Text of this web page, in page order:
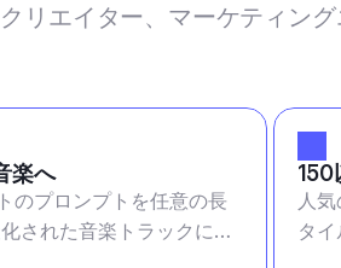
リエイター、マーケティン
楽へ
のプロンプトを任意の長
された音楽トラックに変
150
人
タ